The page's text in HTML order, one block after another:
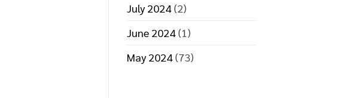
July 2024(2)
June 2024(1)
May 2024(73)